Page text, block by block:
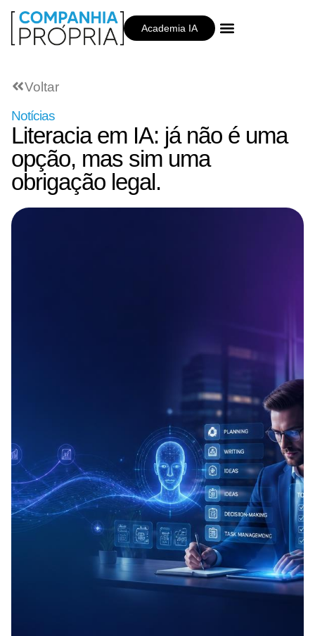
Academia IA
Voltar
Notícias
Literacia em IA: já não é uma
opção, mas sim uma
obrigação legal.